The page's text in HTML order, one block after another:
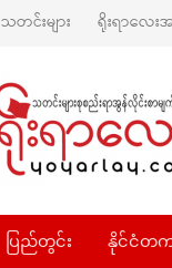
သတင်းများ ရိုးရာလေး
ပြည်တွင်း နိုင်ငံတ